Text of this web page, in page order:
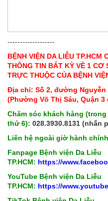
-------------------
BỆNH VIỆN DA LIỄU TP.HCM
THÔNG TIN BẤT KỲ VỀ 1 CƠ
TRỰC THUỘC CỦA BỆNH
Địa chỉ: Số 2, đường
(Phường Võ Thị Sáu, Quận 3
Chăm sóc khách hàng
thứ 6): 028.3930.8131 (nhấn
Liên hệ ngoài giờ hành
Fanpage Bệnh viện Da Liễu
TP.HCM: https://
YouTube Bệnh viện Da Liễu
TP.HCM: https://